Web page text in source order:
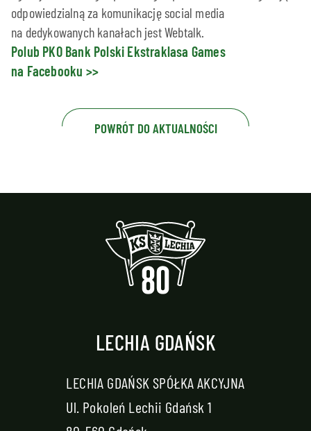
odpowiedzialną za komunikację social media
na dedykowanych kanałach jest Webtalk.
Polub PKO Bank Polski Ekstraklasa Games
na Facebooku >>
POWRÓT DO AKTUALNOŚCI
LECHIA GDAŃSK
LECHIA GDAŃSK SPÓŁKA AKCYJNA
Ul. Pokoleń Lechii Gdańsk 1